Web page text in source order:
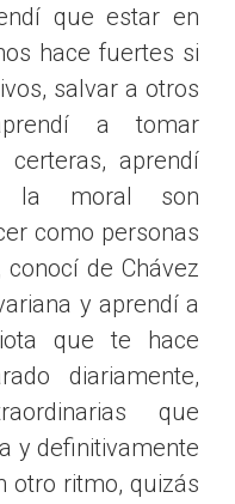
que estar en
hace fuertes si
salvar a otros
a tomar
certeras, aprendí
la moral son
como personas
de Chávez
y aprendí a
que te hace
diariamente,
que
y definitivamente
otro ritmo, quizás